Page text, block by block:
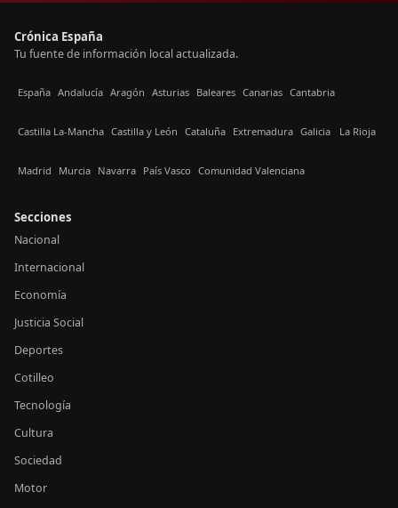
Crónica España
Tu fuente de información local actualizada.
España Andalucía Aragón Asturias Baleares Canarias Cantabria
Castilla La-Mancha Castilla y León Cataluña Extremadura Galicia La Rioja
Madrid Murcia Navarra País Vasco Comunidad Valenciana
Secciones
Nacional
Internacional
Economía
Justicia Social
Deportes
Cotilleo
Tecnología
Cultura
Sociedad
Motor